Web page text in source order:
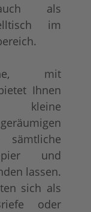
als
im
mit
Ihnen
kleine
und
lassen.
sich als
oder